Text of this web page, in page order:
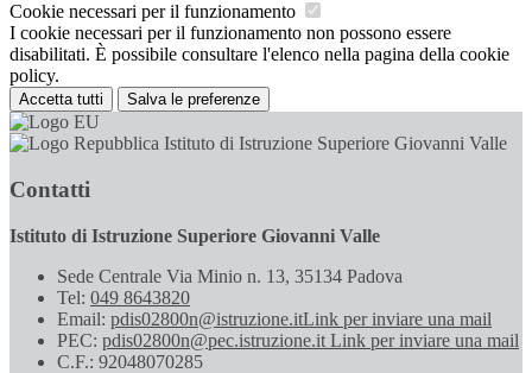
Cookie necessari per il funzionamento
I cookie necessari per il funzionamento non possono essere
disabilitati. È possibile consultare l'elenco nella pagina della cookie
policy.
Accetta tutti Salva le preferenze
Istituto di Istruzione Superiore Giovanni Valle
Contatti
Istituto di Istruzione Superiore Giovanni Valle
Sede Centrale Via Minio n. 13, 35134 Padova
Tel: 049 8643820
Email: pdis02800n@istruzione.itLink per inviare una mail
PEC: pdis02800n@pec.istruzione.it Link per inviare una mail
C.F.: 92048070285